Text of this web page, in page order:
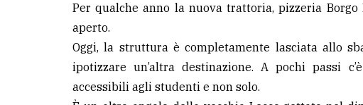
Per qualche anno la nuova trattoria, pizzeria
aperto.
Oggi, la struttura è completamente lasciata allo
ipotizzare un’altra destinazione. A pochi passi
accessibili agli studenti e non solo.